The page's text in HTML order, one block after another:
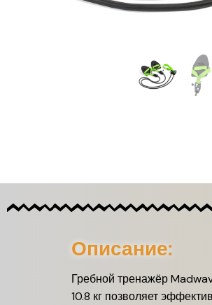
Описание:
Гребной тренажёр
10.8 кг позволяет